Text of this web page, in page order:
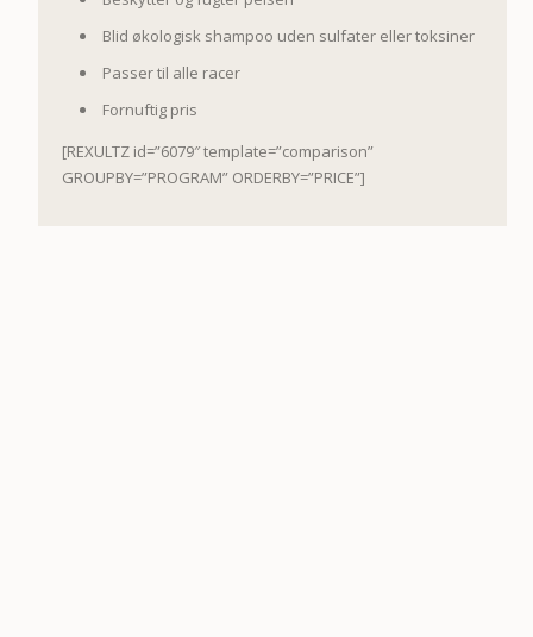
Blid økologisk shampoo uden sulfater eller toksiner
Passer til alle racer
Fornuftig pris
[REXULTZ id=”6079″ template=”comparison”
GROUPBY=”PROGRAM” ORDERBY=”PRICE”]